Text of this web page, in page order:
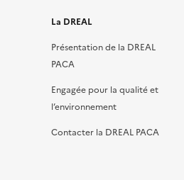
La DREAL
Présentation de la DREAL
PACA
Engagée pour la qualité et
l’environnement
Contacter la DREAL PACA